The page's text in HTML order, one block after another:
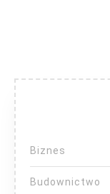
Biznes
Budownictwo